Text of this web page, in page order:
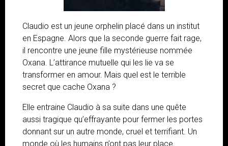
Claudio est un jeune orphelin placé dans un institut
en Espagne. Alors que la seconde guerre fait rage,
il rencontre une jeune fille mystérieuse nommée
Oxana. L’attirance mutuelle qui les lie va se
transformer en amour. Mais quel est le terrible
secret que cache Oxana ?
Elle entraine Claudio à sa suite dans une quête
aussi tragique qu’effrayante pour fermer les portes
donnant sur un autre monde, cruel et terrifiant. Un
monde où les humains n’ont pas leur place.